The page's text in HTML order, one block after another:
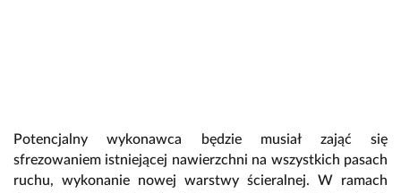
Potencjalny wykonawca będzie musiał zająć się
sfrezowaniem istniejącej nawierzchni na wszystkich pasach
ruchu, wykonanie nowej warstwy ścieralnej. W ramach